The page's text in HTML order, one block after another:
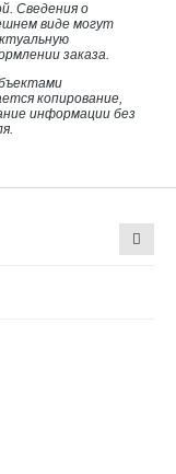
Сведения о
виде могут
заказа.
копирование,
информации без